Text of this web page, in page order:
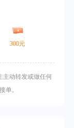
300元
主动转发或做任何
单。